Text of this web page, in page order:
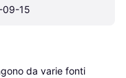
09-15
da varie fonti